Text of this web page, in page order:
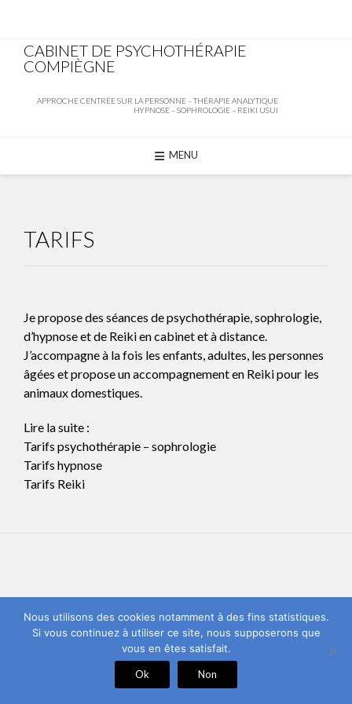
CABINET DE PSYCHOTHÉRAPIE
COMPIÈGNE
APPROCHE CENTRÉE SUR LA PERSONNE – THÉRAPIE ANALYTIQUE
HYPNOSE – SOPHROLOGIE – REIKI USUI
MENU
TARIFS
Je propose des séances depsychothérapie,sophrologie,
d’hypnose et de Reikien cabinet et à distance.
J’accompagne à la fois les enfants, adultes, les personnes
âgées et propose un accompagnement en Reikipour les
animaux domestiques.
Lire la suite :
Tarifs psychothérapie – sophrologie
Tarifs hypnose
Tarifs Reiki
Nous utilisons des cookies notamment à des fins statistiques.
Si vous continuez à utiliser ce site, nous supposerons que
vous en êtes satisfait.
Ok Non